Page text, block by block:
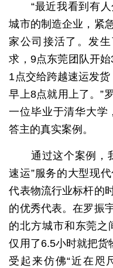
“最近我看到有人
城市的制造企业，紧
家公司接活了。发
求，9点东莞团队开
1点交给跨越速运发货
早上8点就用上了。”
一位毕业于清华大学
答主的真实案例。
通过这个案例，我
速运”服务的大型现
代表物流行业标杆的
的优秀代表。在罗振
的北方城市和东莞之
仅用了6.5小时就把货
受起来仿佛“近在咫